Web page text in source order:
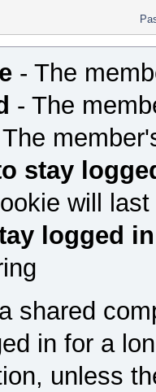
- The
- The
stay
will
logged in
shared
in for a
unless